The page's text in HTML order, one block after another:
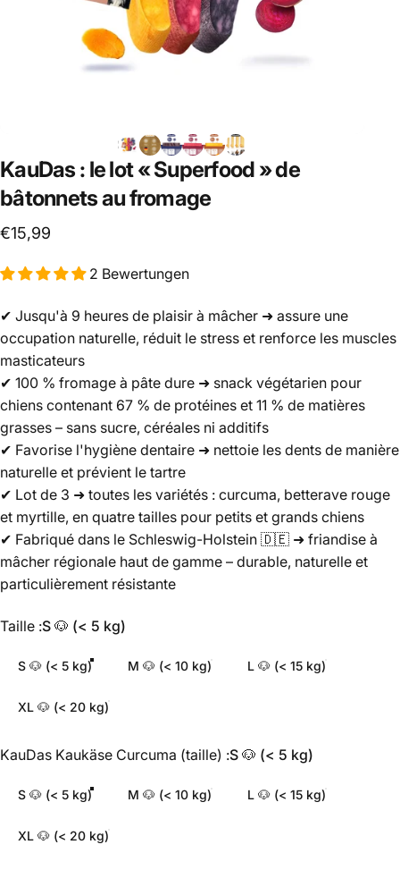
KauDas: lelot«Superfood »de
bâtonnetsaufromage
€15,99
2 Bewertungen
✔ Jusqu'à 9 heures de plaisir à mâcher ➜ assure une
occupation naturelle, réduit le stress et renforce les muscles
masticateurs
✔ 100 % fromage à pâte dure ➜ snack végétarien pour
chiens contenant 67 % de protéines et 11 % de matières
grasses – sans sucre, céréales ni additifs
✔ Favorise l'hygiène dentaire ➜ nettoie les dents de manière
naturelle et prévient le tartre
✔ Lot de 3 ➜ toutes les variétés : curcuma, betterave rouge
et myrtille, en quatre tailles pour petits et grands chiens
✔ Fabriqué dans le Schleswig-Holstein 🇩🇪 ➜ friandise à
mâcher régionale haut de gamme – durable, naturelle et
particulièrement résistante
Taille
Taille :S 🐶 (< 5 kg)
S 🐶 (< 5 kg) M 🐶 (< 10 kg) L 🐶 (< 15 kg)
XL 🐶 (< 20 kg)
Fromage à mâcher au curcuma (taille)
KauDas Kaukäse Curcuma (taille) :S 🐶 (< 5 kg)
S 🐶 (< 5 kg) M 🐶 (< 10 kg) L 🐶 (< 15 kg)
XL 🐶 (< 20 kg)